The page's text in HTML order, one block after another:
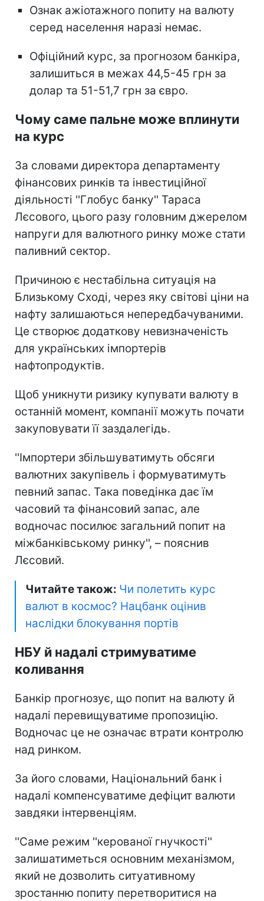
Ознак ажіотажного попиту на валюту
серед населення наразі немає.
Офіційний курс, за прогнозом банкіра,
залишиться в межах 44,5-45 грн за
долар та 51-51,7 грн за євро.
Чому саме пальне може вплинути
на курс
За словами директора департаменту
фінансових ринків та інвестиційної
діяльності ''Глобус банку'' Тараса
Лєсового, цього разу головним джерелом
напруги для валютного ринку може стати
паливний сектор.
Причиною є нестабільна ситуація на
Близькому Сході, через яку світові ціни на
нафту залишаються непередбачуваними.
Це створює додаткову невизначеність
для українських імпортерів
нафтопродуктів.
Щоб уникнути ризику купувати валюту в
останній момент, компанії можуть почати
закуповувати її заздалегідь.
''Імпортери збільшуватимуть обсяги
валютних закупівель і формуватимуть
певний запас. Така поведінка дає їм
часовий та фінансовий запас, але
водночас посилює загальний попит на
міжбанківському ринку'', – пояснив
Лєсовий.
Читайте також: Чи полетить курс
валют в космос? Нацбанк оцінив
наслідки блокування портів
НБУ й надалі стримуватиме
коливання
Банкір прогнозує, що попит на валюту й
надалі перевищуватиме пропозицію.
Водночас це не означає втрати контролю
над ринком.
За його словами, Національний банк і
надалі компенсуватиме дефіцит валюти
завдяки інтервенціям.
''Саме режим ''керованої гнучкості''
залишатиметься основним механізмом,
який не дозволить ситуативному
зростанню попиту перетворитися на